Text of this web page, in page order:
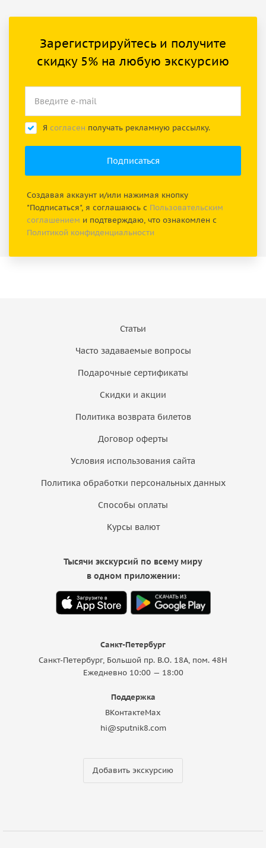
Зарегистрируйтесь и получите
скидку 5% на любую экскурсию
Я согласен получать рекламную рассылку.
Создавая аккаунт и/или нажимая кнопку
"Подписаться", я соглашаюсь с Пользовательским
соглашением и подтверждаю, что ознакомлен с
Политикой конфиденциальности
Статьи
Часто задаваемые вопросы
Подарочные сертификаты
Скидки и акции
Политика возврата билетов
Договор оферты
Условия использования сайта
Политика обработки персональных данных
Способы оплаты
Курсы валют
Санкт-Петербург
Санкт-Петербург, Большой пр. В.О. 18A, пом. 48Н
Ежедневно 10:00 — 18:00
Поддержка
ВКонтактеMax
hi@sputnik8.com
Добавить экскурсию
Тысячи экскурсий по всему миру
в одном приложении: